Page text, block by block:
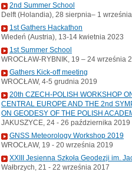
2nd Summer School
Delft (Holandia), 28 sierpnia– 1
1st Gathers Hackathon
Wiedeń (Austria), 13-14 kwietnia 2023
1st Summer School
WROCŁAW-RYBNIK, 19 – 24 września
Gathers Kick-off meeting
WROCŁAW, 4-5 grudnia 2019
20th CZECH-POLISH WORKSHOP
CENTRAL EUROPE AND THE 2nd
ON GEODESY OF THE POLISH
JAKUSZYCE, 24 - 26 października 2019
GNSS Meteorology Workshop 2019
WROCŁAW, 19 - 20 września 2019
XXIII Jesienna Szkoła Geodezji im.
Wałbrzych, 21 - 22 września 2017